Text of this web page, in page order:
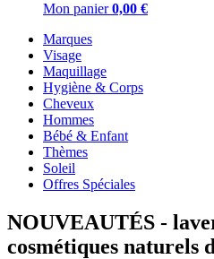
Mon panier 0,00 €
Marques
Visage
Maquillage
Hygiène & Corps
Cheveux
Hommes
Bébé & Enfant
Thèmes
Soleil
Offres Spéciales
NOUVEAUTÉS -
cosmétiques naturels